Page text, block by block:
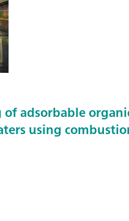
adsorbable
using